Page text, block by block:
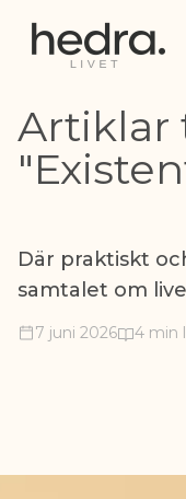
Artiklar
Där praktiskt
samtalet om
7 juni 2026 4 min